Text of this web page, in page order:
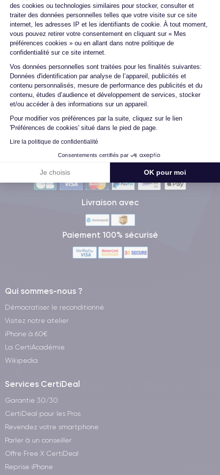
des cookies ou technologies similaires pour stocker, consulter et
traiter des données personnelles telles que votre visite sur ce site
internet, les adresses IP et les identifiants de cookie. À tout moment,
vous pouvez retirer votre consentement en cliquant sur « Mes
préférences cookies » ou en allant dans notre politique de
confidentialité sur ce site internet.
Vos données personnelles sont traitées pour les finalités suivantes:
Données d'identification par analyse de l’appareil, publicités et
contenu personnalisés, mesure de performance des publicités et du
contenu, études d’audience et développement de services, stocker
et/ou accéder à des informations sur un appareil.
Pour modifier vos préférences par la suite, cliquez sur le lien
'Préférences de cookies' situé dans le pied de page.
Lire la politique de confidentialité
Consentements certifiés par
Je choisis OK pour moi
Axeptio consent
Marc B.
09/07/26
recommande !
Voir tous les avis
Livraison avec
Paiement 100% sécurisé
Qui sommes-nous ?
Démocratiser le reconditionné
Visitez notre atelier
iPhone à 60€
La CertiAcadémie
Wikipedia
Services CertiDeal
Garantie 30/30
CertiDeal pour les Pros
Revendez votre smartphone
Parler à un conseiller
Offre Free X CertiDeal
Reprise iPhone